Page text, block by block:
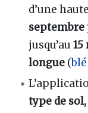
d’une
septembre
jusqu’au
longue (blé
type de